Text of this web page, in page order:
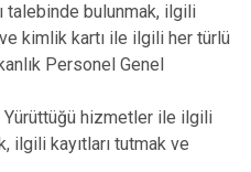
talebinde bulunmak, ilgili
kimlik kartı ile ilgili her türlü
Personel Genel
hizmetler ile ilgili
ilgili kayıtları tutmak ve